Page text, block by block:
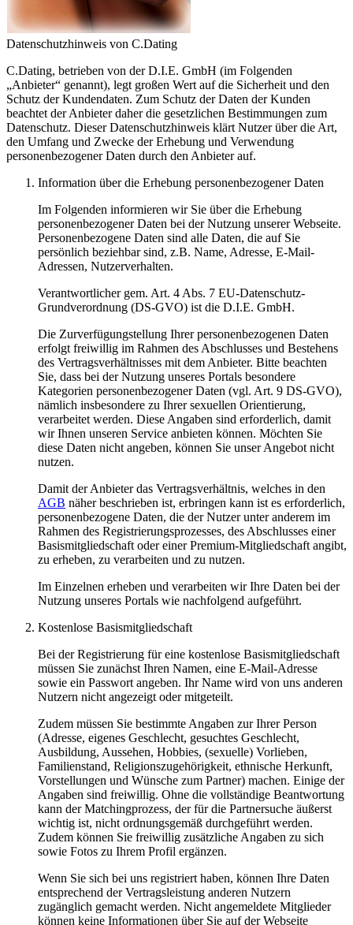
Datenschutzhinweis von C.Dating
C.Dating, betrieben von der D.I.E. GmbH (im Folgenden
„Anbieter“ genannt), legt großen Wert auf die Sicherheit und den
Schutz der Kundendaten. Zum Schutz der Daten der Kunden
beachtet der Anbieter daher die gesetzlichen Bestimmungen zum
Datenschutz. Dieser Datenschutzhinweis klärt Nutzer über die Art,
den Umfang und Zwecke der Erhebung und Verwendung
personenbezogener Daten durch den Anbieter auf.
Information über die Erhebung personenbezogener Daten
Im Folgenden informieren wir Sie über die Erhebung
personenbezogener Daten bei der Nutzung unserer Webseite.
Personenbezogene Daten sind alle Daten, die auf Sie
persönlich beziehbar sind, z.B. Name, Adresse, E-Mail-
Adressen, Nutzerverhalten.
Verantwortlicher gem. Art. 4 Abs. 7 EU-Datenschutz-
Grundverordnung (DS-GVO) ist die D.I.E. GmbH.
Die Zurverfügungstellung Ihrer personenbezogenen Daten
erfolgt freiwillig im Rahmen des Abschlusses und Bestehens
des Vertragsverhältnisses mit dem Anbieter. Bitte beachten
Sie, dass bei der Nutzung unseres Portals besondere
Kategorien personenbezogener Daten (vgl. Art. 9 DS-GVO),
nämlich insbesondere zu Ihrer sexuellen Orientierung,
verarbeitet werden. Diese Angaben sind erforderlich, damit
wir Ihnen unseren Service anbieten können. Möchten Sie
diese Daten nicht angeben, können Sie unser Angebot nicht
nutzen.
Damit der Anbieter das Vertragsverhältnis, welches in den
AGB näher beschrieben ist, erbringen kann ist es erforderlich,
personenbezogene Daten, die der Nutzer unter anderem im
Rahmen des Registrierungsprozesses, des Abschlusses einer
Basismitgliedschaft oder einer Premium-Mitgliedschaft angibt,
zu erheben, zu verarbeiten und zu nutzen.
Im Einzelnen erheben und verarbeiten wir Ihre Daten bei der
Nutzung unseres Portals wie nachfolgend aufgeführt.
Kostenlose Basismitgliedschaft
Bei der Registrierung für eine kostenlose Basismitgliedschaft
müssen Sie zunächst Ihren Namen, eine E-Mail-Adresse
sowie ein Passwort angeben. Ihr Name wird von uns anderen
Nutzern nicht angezeigt oder mitgeteilt.
Zudem müssen Sie bestimmte Angaben zur Ihrer Person
(Adresse, eigenes Geschlecht, gesuchtes Geschlecht,
Ausbildung, Aussehen, Hobbies, (sexuelle) Vorlieben,
Familienstand, Religionszugehörigkeit, ethnische Herkunft,
Vorstellungen und Wünsche zum Partner) machen. Einige der
Angaben sind freiwillig. Ohne die vollständige Beantwortung
kann der Matchingprozess, der für die Partnersuche äußerst
wichtig ist, nicht ordnungsgemäß durchgeführt werden.
Zudem können Sie freiwillig zusätzliche Angaben zu sich
sowie Fotos zu Ihrem Profil ergänzen.
Wenn Sie sich bei uns registriert haben, können Ihre Daten
entsprechend der Vertragsleistung anderen Nutzern
zugänglich gemacht werden. Nicht angemeldete Mitglieder
können keine Informationen über Sie auf der Webseite